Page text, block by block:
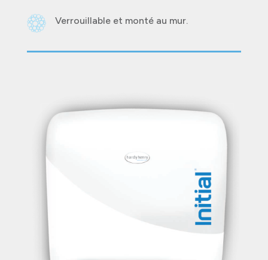
Verrouillable et monté au mur.